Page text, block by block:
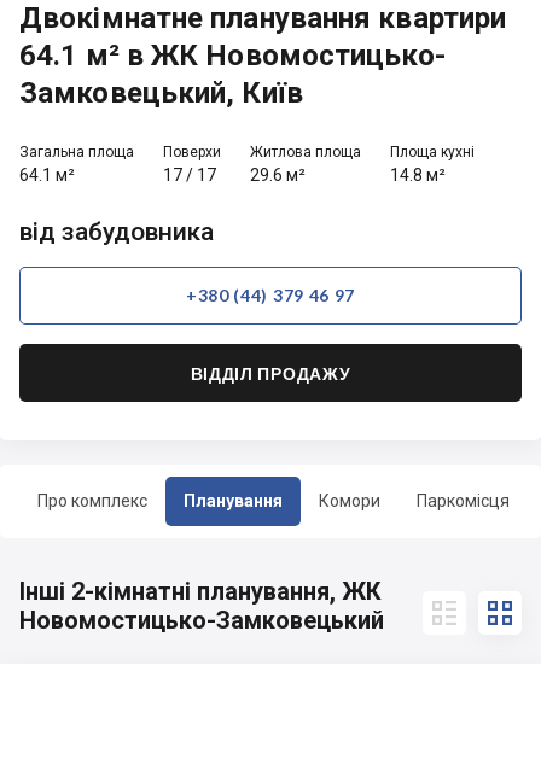
Про комплекс Планування Комори Паркомісця
Двокімнатне планування квартири
64.1 м² в ЖК Новомостицько-
Замковецький, Київ
Загальна площа
64.1 м²
Поверхи
17/ 17
Житлова площа
29.6 м²
Площа кухні
14.8 м²
від забудовника
+380 (44) 379 46 97
ВІДДІЛ ПРОДАЖУ
Інші 2-кімнатні планування, ЖК
Новомостицько-Замковецький
 